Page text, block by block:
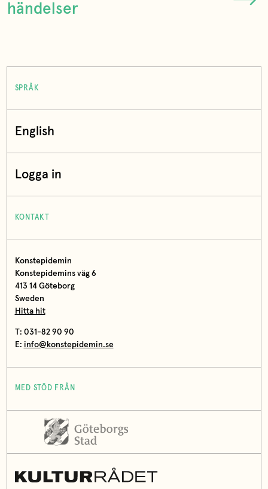
händelser
SPRÅK
English
Logga in
KONTAKT
Konstepidemin
Konstepidemins väg 6
413 14 Göteborg
Sweden
Hitta hit
T: 031-82 90 90
E: info@konstepidemin.se
MED STÖD FRÅN